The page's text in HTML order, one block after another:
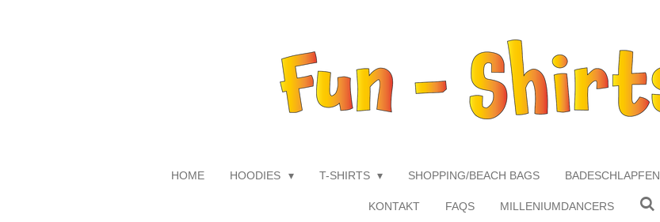
HOME HOODIES T-SHIRTS SHOPPING/BEACH BAGS BADESCHLAPFEN
KONTAKT FAQS MILLENIUMDANCERS